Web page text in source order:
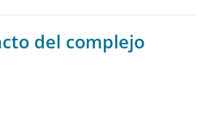
del complejo